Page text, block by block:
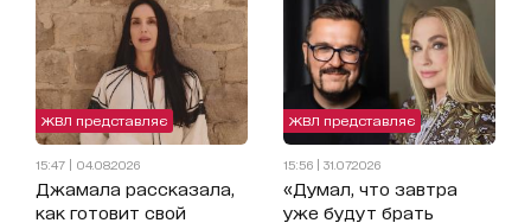
ЖВЛ представляє
15:47 | 04.08.2026
Джамала рассказала,
как готовит свой
ЖВЛ представляє
15:56 | 31.07.2026
«Думал, что завтра
уже будут брать